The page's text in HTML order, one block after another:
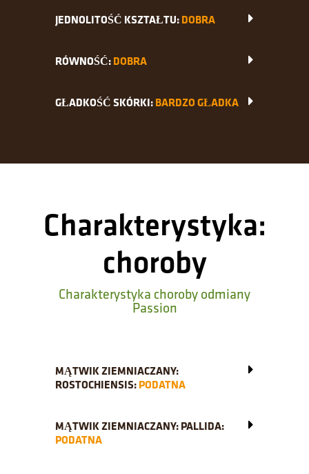
JEDNOLITOŚĆ KSZTAŁTU:DOBRA
RÓWNOŚĆ:DOBRA
GŁADKOŚĆ SKÓRKI:BARDZO GŁADKA
Charakterystyka:
choroby
Charakterystyka choroby odmiany
Passion
MĄTWIK ZIEMNIACZANY:
ROSTOCHIENSIS:PODATNA
MĄTWIK ZIEMNIACZANY: PALLIDA:
PODATNA